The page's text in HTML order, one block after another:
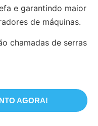
e garantindo maior
de máquinas.
chamadas de serras
AGORA!